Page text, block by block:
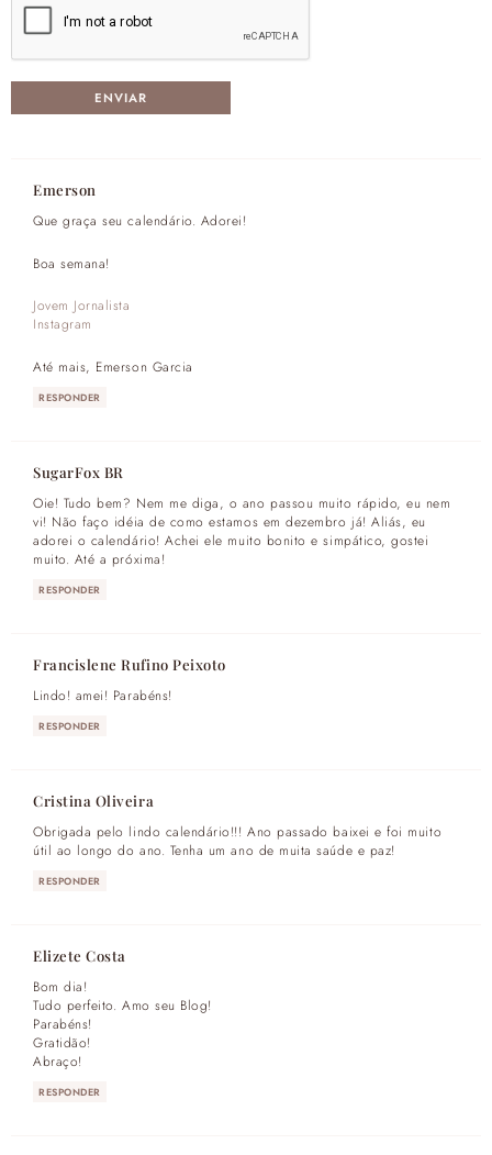
Emerson
Que graça seu calendário. Adorei!
Boa semana!
Jovem Jornalista
Instagram
Até mais, Emerson Garcia
RESPONDER
SugarFox BR
Oie! Tudo bem? Nem me diga, o ano passou muito rápido, eu nem
vi! Não faço idéia de como estamos em dezembro já! Aliás, eu
adorei o calendário! Achei ele muito bonito e simpático, gostei
muito. Até a próxima!
RESPONDER
Francislene Rufino Peixoto
Lindo! amei! Parabéns!
RESPONDER
Cristina Oliveira
Obrigada pelo lindo calendário!!! Ano passado baixei e foi muito
útil ao longo do ano. Tenha um ano de muita saúde e paz!
RESPONDER
Elizete Costa
Bom dia!
Tudo perfeito. Amo seu Blog!
Parabéns!
Gratidão!
Abraço!
RESPONDER